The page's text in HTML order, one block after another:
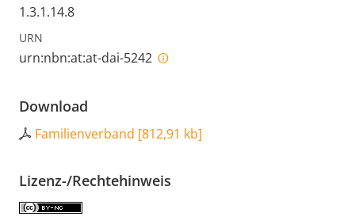
1.3.1.14.8
URN
urn:nbn:at:at-dai-5242
Download
Familienverband [812,91 kb]
Lizenz-/Rechtehinweis